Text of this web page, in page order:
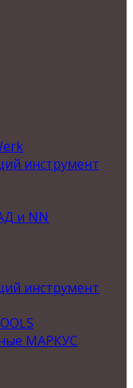
инструмент
и NN
инструмент
МАРКУС